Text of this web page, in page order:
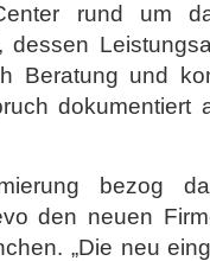
rund um
dessen
Beratung und
dokumentiert
bezog
den neuen
„Die neu